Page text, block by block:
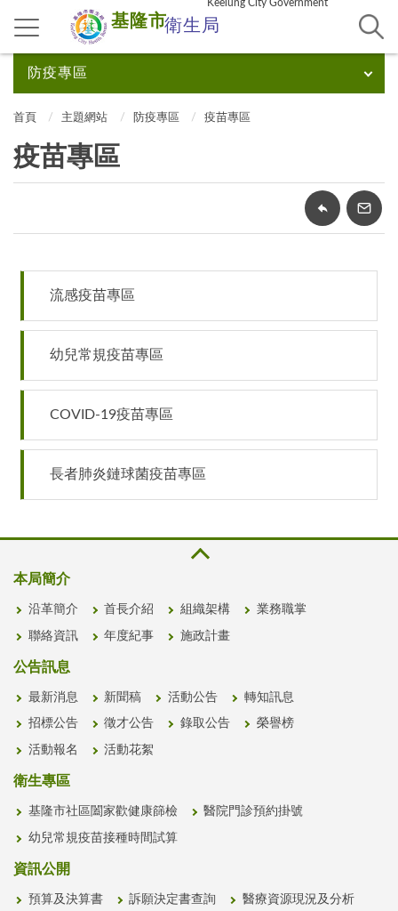
基隆市衛生局
Keelung City Government
防疫專區
首頁 主題網站 防疫專區 疫苗專區
疫苗專區
流感疫苗專區
幼兒常規疫苗專區
COVID-19疫苗專區
長者肺炎鏈球菌疫苗專區
本局簡介
沿革簡介 首長介紹 組織架構 業務職掌
聯絡資訊 年度紀事 施政計畫
公告訊息
最新消息 新聞稿 活動公告 轉知訊息
招標公告 徵才公告 錄取公告 榮譽榜
活動報名 活動花絮
衛生專區
基隆市社區闔家歡健康篩檢 醫院門診預約掛號
幼兒常規疫苗接種時間試算
資訊公開
預算及決算書 訴願決定書查詢 醫療資源現況及分析